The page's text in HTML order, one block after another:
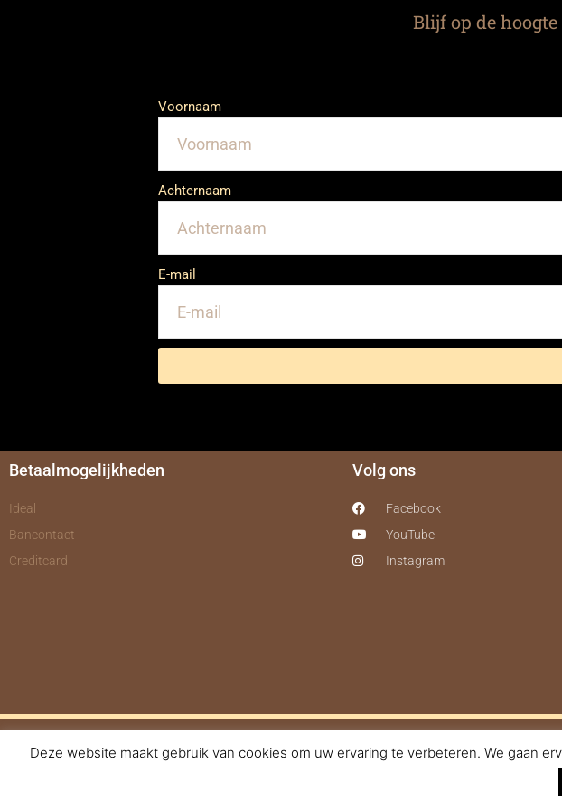
Blijf op de
Voornaam
Achternaam
E-mail
Betaalmogelijkheden
Ideal
Bancontact
Creditcard
Volg ons
Facebook
YouTube
Instagram
© 2017-2025 Nagelbenodigdheden.nl Webdesign
Deze website maakt gebruik van cookies om uw ervaring te verbeteren. We gaan